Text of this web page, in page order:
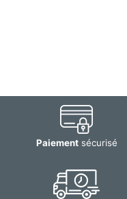
Paiementsécurisé